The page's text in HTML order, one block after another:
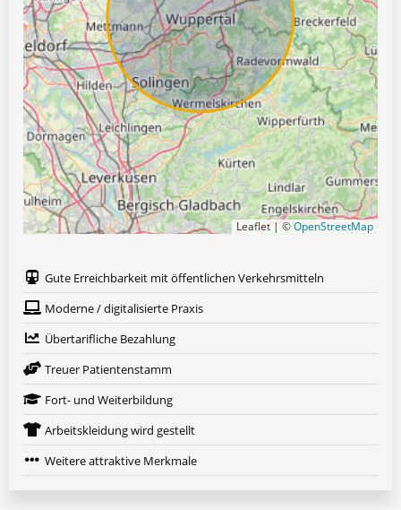
Leaflet | ©OpenStreetMap
Gute Erreichbarkeit mit öffentlichen Verkehrsmitteln
Moderne / digitalisierte Praxis
Übertarifliche Bezahlung
Treuer Patientenstamm
Fort- und Weiterbildung
Arbeitskleidung wird gestellt
Weitere attraktive Merkmale